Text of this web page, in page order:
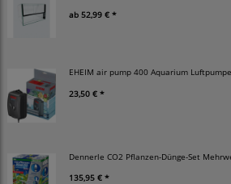
ab 52,99 € *
EHEIM air pump 400 Aquarium Luftpumpe
23,50 € *
Dennerle CO2 Pflanzen-Dünge-Set
135,95 € *